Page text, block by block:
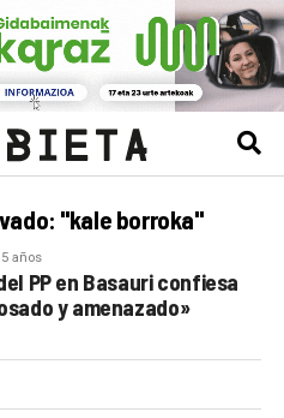
"kale borroka"
años
PP en Basauri confiesa
y amenazado»